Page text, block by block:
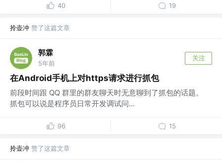
40 19
拎壶冲 赞了这篇文章
郭霖
5年前
关注
在Android手机上对https请求进行抓包
前段时间跟 QQ 群里的群友聊天时无意聊到了抓包的话题。
抓包可以说是程序员日常开发调试问...
96 15
拎壶冲 赞了这篇文章